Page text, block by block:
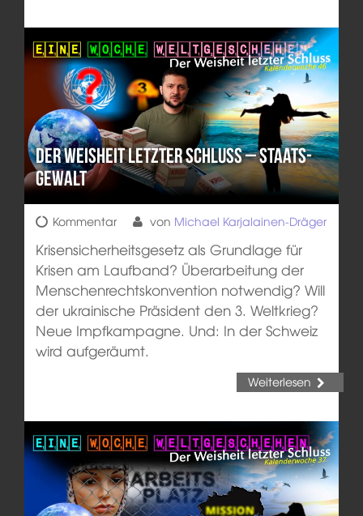
Der Weisheit letzter Schluss – Staats-
Gewalt
Kommentar von Michael Karjalainen-Dräger
Krisensicherheitsgesetz als Grundlage für
Krisen am Laufband? Überarbeitung der
Menschenrechtskonvention notwendig? Will
der ukrainische Präsident den 3. Weltkrieg?
Neue Impfkampagne. Und: In der Schweiz
wird aufgeräumt.
Weiterlesen